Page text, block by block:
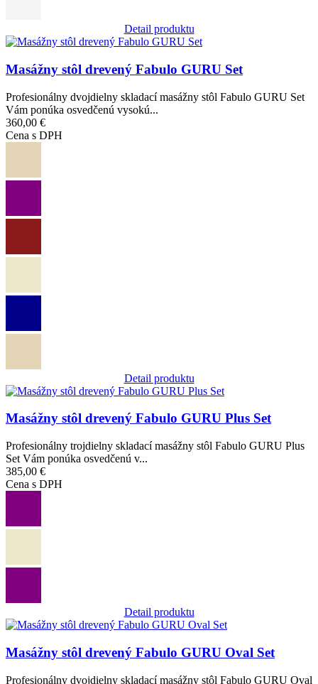
Detail produktu
Obrázok
Masážny stôl drevený Fabulo GURU Set
Profesionálny dvojdielny skladací masážny stôl Fabulo GURU Set
Vám ponúka osvedčenú vysokú...
360,00 €
Cena s DPH
Detail produktu
Obrázok
Masážny stôl drevený Fabulo GURU Plus Set
Profesionálny trojdielny skladací masážny stôl Fabulo GURU Plus
Set Vám ponúka osvedčenú v...
385,00 €
Cena s DPH
Detail produktu
Obrázok
Masážny stôl drevený Fabulo GURU Oval Set
Profesionálny dvojdielny skladací masážny stôl Fabulo GURU Oval